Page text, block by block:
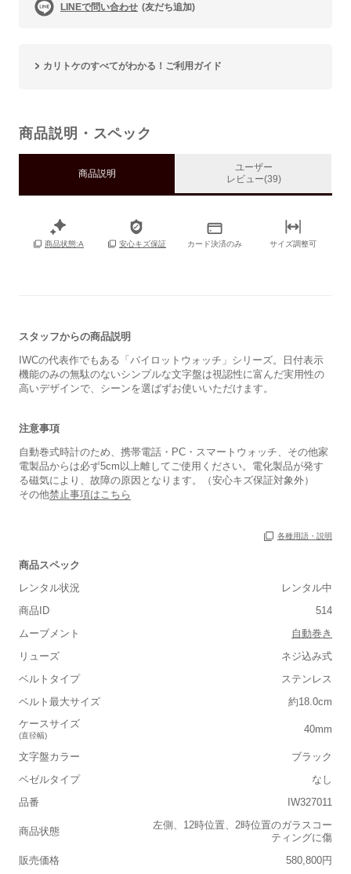
LINEで問い合わせ (友だち追加)
カリトケのすべてがわかる！ご利用ガイド
商品説明・スペック
商品説明
ユーザー
レビュー(39)
商品状態:A 安心キズ保証 カード決済のみ サイズ調整可
スタッフからの商品説明
IWCの代表作でもある「パイロットウォッチ」シリーズ。日付表示
機能のみの無駄のないシンプルな文字盤は視認性に富んだ実用性の
高いデザインで、シーンを選ばずお使いいただけます。
注意事項
自動巻式時計のため、携帯電話・PC・スマートウォッチ、その他家
電製品からは必ず5cm以上離してご使用ください。電化製品が発す
る磁気により、故障の原因となります。（安心キズ保証対象外）
その他禁止事項はこちら
各種用語・説明
商品スペック
レンタル状況
レンタル中
商品ID
514
ムーブメント
自動巻き
リューズ
ネジ込み式
ベルトタイプ
ステンレス
ベルト最大サイズ
約18.0cm
ケースサイズ
(直径幅)
40mm
文字盤カラー
ブラック
ベゼルタイプ
なし
品番
IW327011
商品状態
左側、12時位置、2時位置のガラスコー
ティングに傷
販売価格
580,800円
保証書
箱
あり
軽い 重い
■ケースの大きさ
小さい 大きい